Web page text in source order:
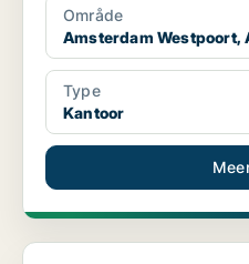
Område
Amsterdam Westpoort,
Type
Kantoor
Kantoor in Amsterdam